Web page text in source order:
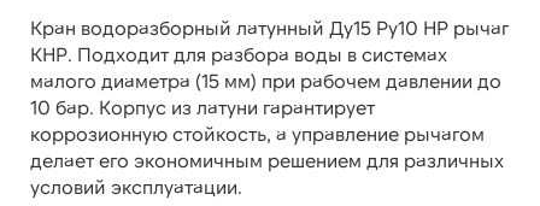
Кран водоразборный латунный Ду15 Ру10 НР рычаг
КНР. Подходит для разбора воды в системах
малого диаметра (15 мм) при рабочем давлении до
10 бар. Корпус из латуни гарантирует
коррозионную стойкость, а управление рычагом
делает его экономичным решением для различных
условий эксплуатации.